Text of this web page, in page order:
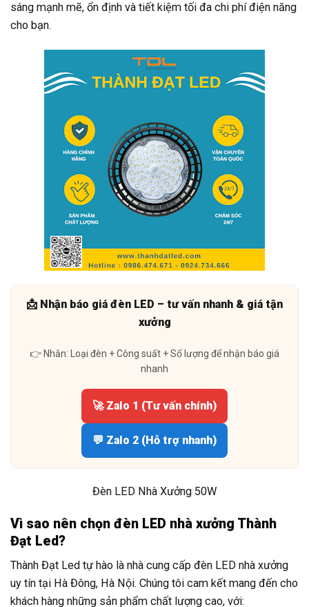
sáng mạnh mẽ, ổn định và tiết kiệm tối đa chi phí điện năng
cho bạn.
📩 Nhận báo giá đèn LED – tư vấn nhanh & giá tận
xưởng
👉 Nhắn: Loại đèn + Công suất + Số lượng để nhận báo giá
nhanh
🚀 Zalo 1 (Tư vấn chính)
💬 Zalo 2 (Hỗ trợ nhanh)
Đèn LED Nhà Xưởng 50W
Vì sao nên chọn đèn LED nhà xưởng Thành
Đạt Led?
Thành Đạt Led tự hào là nhà cung cấp đèn LED nhà xưởng
uy tín tại Hà Đông, Hà Nội. Chúng tôi cam kết mang đến cho
khách hàng những sản phẩm chất lượng cao, với: